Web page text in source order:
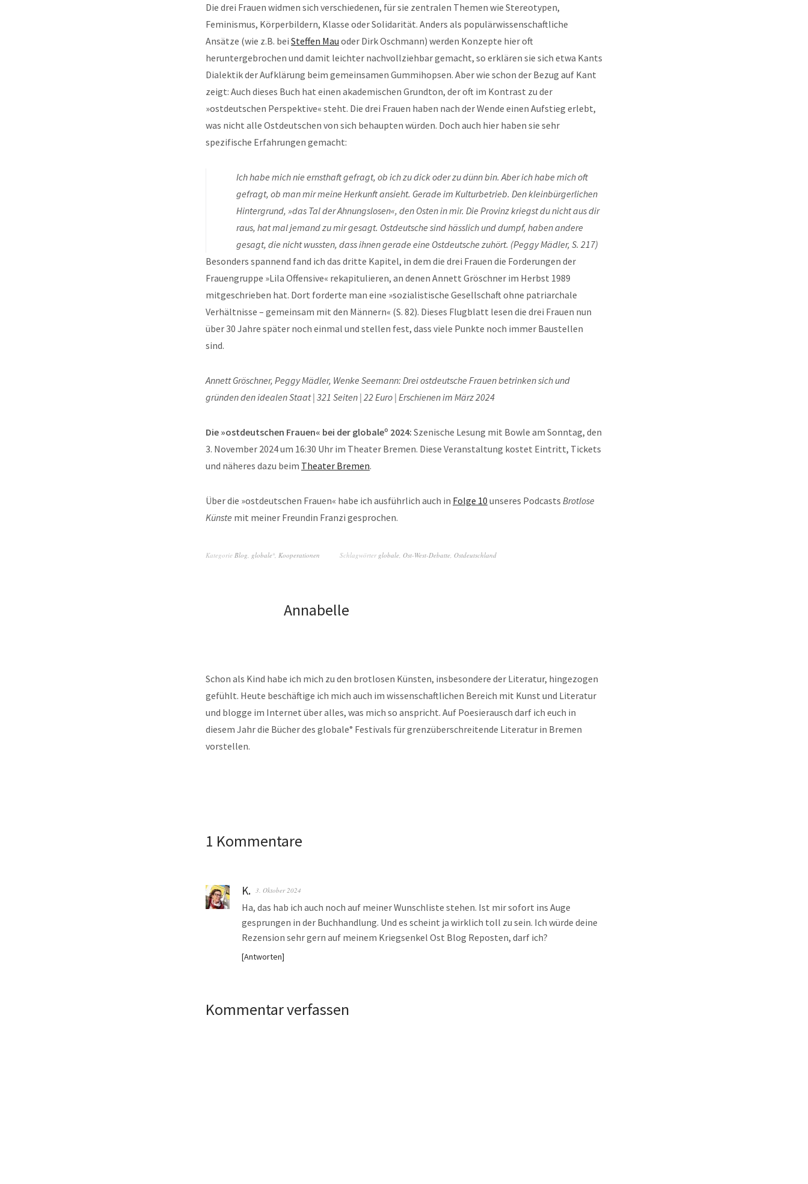
Die drei Frauen widmen sich verschiedenen, für sie zentralen Themen wie Stereotypen,
Feminismus, Körperbildern, Klasse oder Solidarität. Anders als populärwissenschaftliche
Ansätze (wie z.B. bei Steffen Mau oder Dirk Oschmann) werden Konzepte hier oft
heruntergebrochen und damit leichter nachvollziehbar gemacht, so erklären sie sich etwa Kants
Dialektik der Aufklärung beim gemeinsamen Gummihopsen. Aber wie schon der Bezug auf Kant
zeigt: Auch dieses Buch hat einen akademischen Grundton, der oft im Kontrast zu der
»ostdeutschen Perspektive« steht. Die drei Frauen haben nach der Wende einen Aufstieg erlebt,
was nicht alle Ostdeutschen von sich behaupten würden. Doch auch hier haben sie sehr
spezifische Erfahrungen gemacht:
Ich habe mich nie ernsthaft gefragt, ob ich zu dick oder zu dünn bin. Aber ich habe mich oft
gefragt, ob man mir meine Herkunft ansieht. Gerade im Kulturbetrieb. Den kleinbürgerlichen
Hintergrund, »das Tal der Ahnungslosen«, den Osten in mir. Die Provinz kriegst du nicht aus dir
raus, hat mal jemand zu mir gesagt. Ostdeutsche sind hässlich und dumpf, haben andere
gesagt, die nicht wussten, dass ihnen gerade eine Ostdeutsche zuhört. (Peggy Mädler, S. 217)
Besonders spannend fand ich das dritte Kapitel, in dem die drei Frauen die Forderungen der
Frauengruppe »Lila Offensive« rekapitulieren, an denen Annett Gröschner im Herbst 1989
mitgeschrieben hat. Dort forderte man eine »sozialistische Gesellschaft ohne patriarchale
Verhältnisse – gemeinsam mit den Männern« (S. 82). Dieses Flugblatt lesen die drei Frauen nun
über 30 Jahre später noch einmal und stellen fest, dass viele Punkte noch immer Baustellen
sind.
Annett Gröschner, Peggy Mädler, Wenke Seemann: Drei ostdeutsche Frauen betrinken sich und
gründen den idealen Staat | 321 Seiten | 22 Euro | Erschienen im März 2024
Die »ostdeutschen Frauen« bei der globaleº 2024: Szenische Lesung mit Bowle am Sonntag, den
3. November 2024 um 16:30 Uhr im Theater Bremen. Diese Veranstaltung kostet Eintritt, Tickets
und näheres dazu beim Theater Bremen.
Über die »ostdeutschen Frauen« habe ich ausführlich auch in Folge 10 unseres Podcasts Brotlose
Künste mit meiner Freundin Franzi gesprochen.
Kategorie Blog globale° Kooperationen Schlagwörter globale Ost-West-Debatte Ostdeutschland
Annabelle
Schon als Kind habe ich mich zu den brotlosen Künsten, insbesondere der Literatur, hingezogen
gefühlt. Heute beschäftige ich mich auch im wissenschaftlichen Bereich mit Kunst und Literatur
und blogge im Internet über alles, was mich so anspricht. Auf Poesierausch darf ich euch in
diesem Jahr die Bücher des globale° Festivals für grenzüberschreitende Literatur in Bremen
vorstellen.
1 Kommentare
K. 3. Oktober 2024
Ha, das hab ich auch noch auf meiner Wunschliste stehen. Ist mir sofort ins Auge
gesprungen in der Buchhandlung. Und es scheint ja wirklich toll zu sein. Ich würde deine
Rezension sehr gern auf meinem Kriegsenkel Ost Blog Reposten, darf ich?
Antworten
Kommentar verfassen